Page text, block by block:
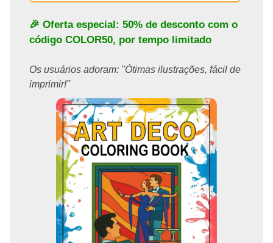
🎉 Oferta especial: 50% de desconto com o
código COLOR50, por tempo limitado
Os usuários adoram: "Ótimas ilustrações, fácil de
imprimir!"